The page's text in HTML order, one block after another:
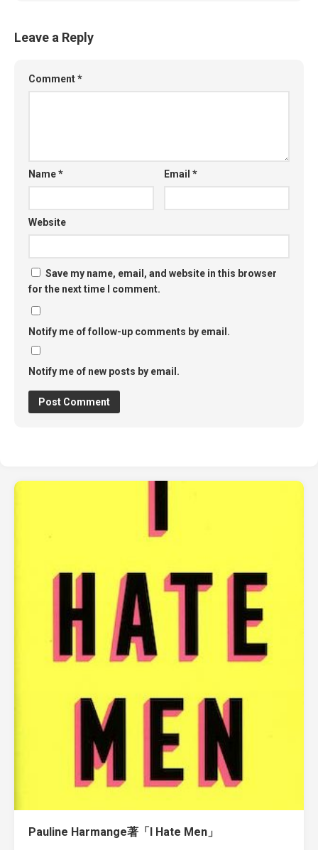
Leave a Reply
Comment*
Name* Email*
Website
Save my name, email, and website in this browser
for the next time I comment.
Notify me of follow-up comments by email.
Notify me of new posts by email.
Pauline Harmange著「I Hate Men」